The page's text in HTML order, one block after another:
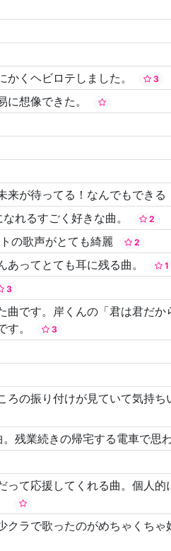
かくヘビロテしました。
3
に想像できた。
が待ってる！なんでもでき
れるすごく好きな曲。
2
の歌声がとても綺麗 2
あってとても耳に残る曲。 1
3
です。岸くんの「君は君だか
す。
3
振り付けが見ていて気持ち
残業続きの帰宅する電車で思
て応援してくれる曲。個人
ラで歌ったのがめちゃくち